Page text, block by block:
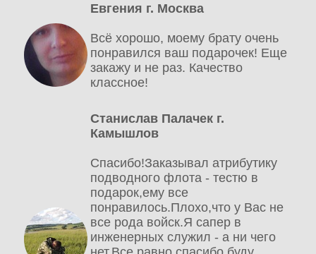
Евгения г. Москва
Всё хорошо, моему брату очень
понравился ваш подарочек! Еще
закажу и не раз. Качество
классное!
Станислав Палачек г.
Камышлов
Спасибо!Заказывал атрибутику
подводного флота - тестю в
подарок,ему все
понравилось.Плохо,что у Вас не
все рода войск.Я сапер в
инженерных служил - а ни чего